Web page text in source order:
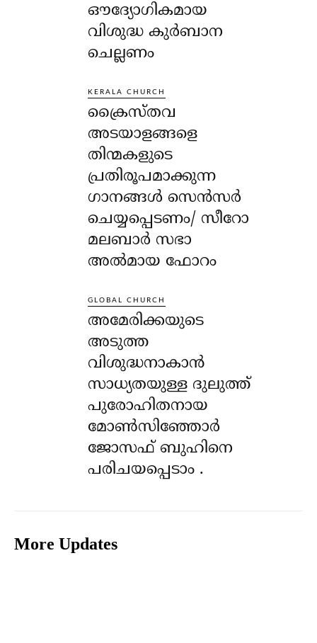
ഔദ്യോഗികമായ
വിശുദ്ധ കുർബാന
ചെല്ലണം
KERALA CHURCH
ക്രൈസ്തവ
അടയാളങ്ങളെ
തിന്മകളുടെ
പ്രതിരൂപമാക്കുന്ന
ഗാനങ്ങൾ സെൻസർ
ചെയ്യപ്പെടണം/ സീറോ
മലബാർ സഭാ
അൽമായ ഫോറം
GLOBAL CHURCH
അമേരിക്കയുടെ
അടുത്ത
വിശുദ്ധനാകാൻ
സാധ്യതയുള്ള ദുലുത്ത്
പുരോഹിതനായ
മോൺസിഞ്ഞോർ
ജോസഫ് ബുഹിനെ
പരിചയപ്പെടാം .
More Updates